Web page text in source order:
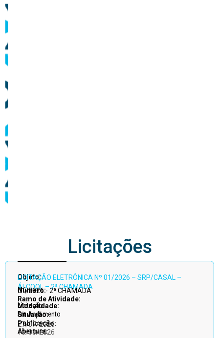
Acessar
todos
Licitações
Objeto:
LICITAÇÃO ELETRÔNICA Nº 01/2026 – SRP/CASAL –
ÁLCOOL – 2ª CHAMADA
Número:
01/2026 - 2ª CHAMADA
Ramo de Atividade:
Modalidade:
Licitação
Situação:
Em Andamento
Publicação:
27/07/2026
Abertura:
13/08/2026